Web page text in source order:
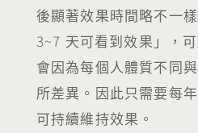
後顯著效果時間略不一
3~7 天可看到效果」，
會因為每個人體質不同
所差異。因此只需要每
可持續維持效果。